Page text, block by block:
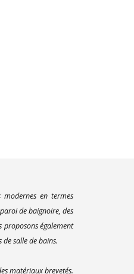
modernes en termes
de baignoire, des
proposons également
salle de bains.
matériaux brevetés.